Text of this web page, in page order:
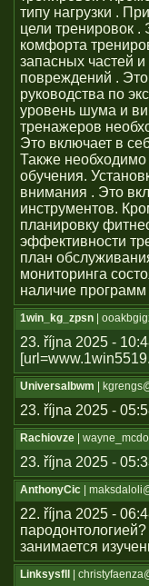
типу нагрузки .
цели тренировок .
комфорта
запасных частей
повреждений . Это
руководства по
уровень шума и
тренажеров
Это включает в
Также
обучения.
внимания . Это
инструментов.
планировку
эффективности
план
мониторинга
наличие
1win_kg_zpsn |
23. října 2025 -
Universalbwm |
23. října 2025 -
Rachiovze |
23. října 2025 -
AnthonyCic |
22. října 2025 -
занимается
Linksysfll |